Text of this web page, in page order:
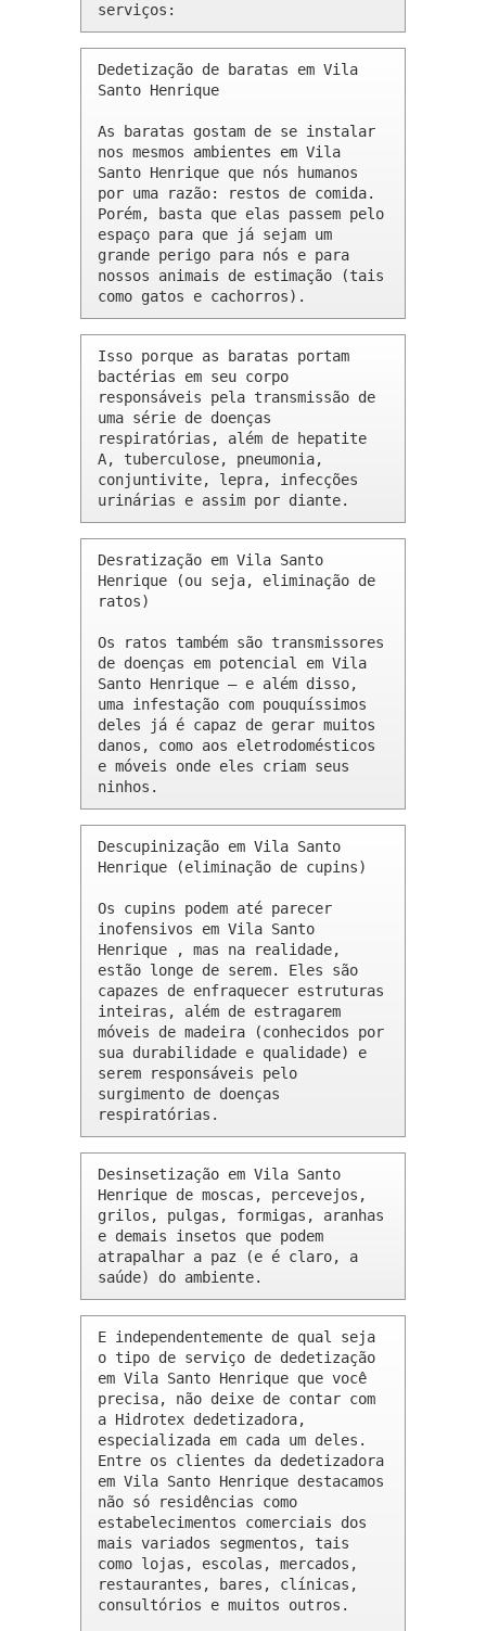
serviços:
Dedetização de baratas em Vila
Santo Henrique
As baratas gostam de se instalar
nos mesmos ambientes em Vila
Santo Henrique que nós humanos
por uma razão: restos de comida.
Porém, basta que elas passem pelo
espaço para que já sejam um
grande perigo para nós e para
nossos animais de estimação (tais
como gatos e cachorros).
Isso porque as baratas portam
bactérias em seu corpo
responsáveis pela transmissão de
uma série de doenças
respiratórias, além de hepatite
A, tuberculose, pneumonia,
conjuntivite, lepra, infecções
urinárias e assim por diante.
Desratização em Vila Santo
Henrique (ou seja, eliminação de
ratos)
Os ratos também são transmissores
de doenças em potencial em Vila
Santo Henrique – e além disso,
uma infestação com pouquíssimos
deles já é capaz de gerar muitos
danos, como aos eletrodomésticos
e móveis onde eles criam seus
ninhos.
Descupinização em Vila Santo
Henrique (eliminação de cupins)
Os cupins podem até parecer
inofensivos em Vila Santo
Henrique , mas na realidade,
estão longe de serem. Eles são
capazes de enfraquecer estruturas
inteiras, além de estragarem
móveis de madeira (conhecidos por
sua durabilidade e qualidade) e
serem responsáveis pelo
surgimento de doenças
respiratórias.
Desinsetização em Vila Santo
Henrique de moscas, percevejos,
grilos, pulgas, formigas, aranhas
e demais insetos que podem
atrapalhar a paz (e é claro, a
saúde) do ambiente.
E independentemente de qual seja
o tipo de serviço de dedetização
em Vila Santo Henrique que você
precisa, não deixe de contar com
a Hidrotex dedetizadora,
especializada em cada um deles.
Entre os clientes da dedetizadora
em Vila Santo Henrique destacamos
não só residências como
estabelecimentos comerciais dos
mais variados segmentos, tais
como lojas, escolas, mercados,
restaurantes, bares, clínicas,
consultórios e muitos outros.